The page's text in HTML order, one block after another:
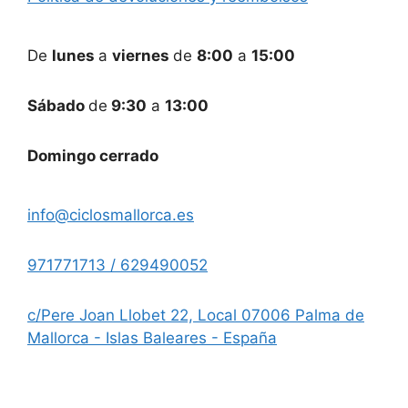
De lunes a viernes de 8:00 a 15:00
Sábado de 9:30 a 13:00
Domingo cerrado
info@ciclosmallorca.es
971771713 / 629490052
c/Pere Joan Llobet 22, Local 07006 Palma de
Mallorca - Islas Baleares - España